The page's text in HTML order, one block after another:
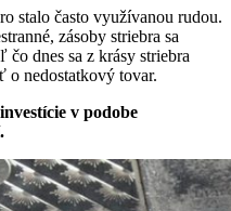
stalo často využívanou rudou.
zásoby striebra sa
čo dnes sa z krásy striebra
o nedostatkový tovar.
v podobe